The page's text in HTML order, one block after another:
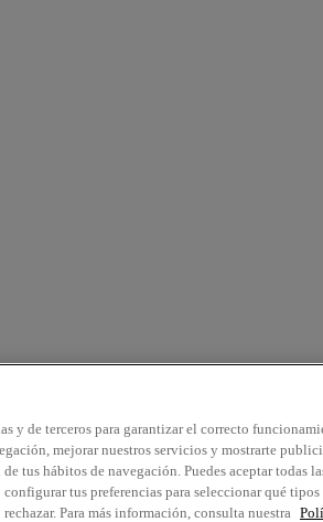
y de terceros para garantizar el correcto
mejorar nuestros servicios y mostrarte
tus hábitos de navegación. Puedes aceptar todas
tus preferencias para seleccionar qué tipos
Para más información, consulta nuestra